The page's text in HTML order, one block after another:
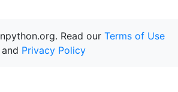
Read our Terms of Use
and Privacy Policy